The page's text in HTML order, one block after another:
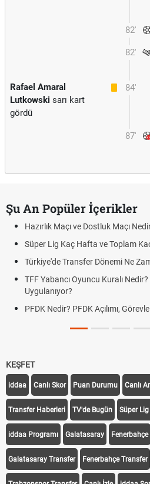
82'
82'
84'
Rafael Amaral
Lutkowski sarı kart
gördü
87'
Şu An Popüler İçerikler
Hazırlık Maçı ve Dostluk Maçı
Süper Lig Kaç Hafta ve Toplam
Türkiye'de Transfer Dönemi Ne
TFF Yabancı Oyuncu Kuralı
Uygulanıyor?
PFDK Nedir? PFDK Açılımı,
KEŞFET
iddaa Canlı Skor Puan Durumu Canlı
Transfer Haberleri TV'de Bugün Süper
iddaa Programı Galatasaray Fenerbahçe
Galatasaray Transfer Fenerbahçe Transfer